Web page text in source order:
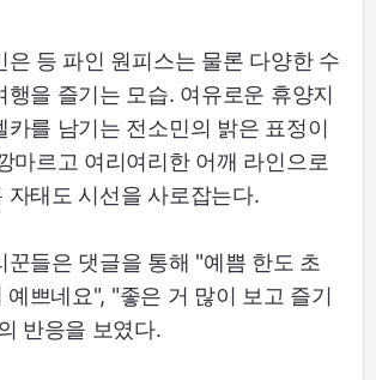
은 등 파인 원피스는 물론 다양한 수
행을 즐기는 모습. 여유로운 휴양지
카를 남기는 전소민의 밝은 표정이
마르고 여리여리한 어깨 라인으로
자태도 시선을 사로잡는다.
꾼들은 댓글을 통해 "예쁨 한도 초
예쁘네요", "좋은 거 많이 보고 즐기
반응을 보였다.